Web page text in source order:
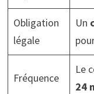
Obligation
légale
Un
Fréquence
Le
24